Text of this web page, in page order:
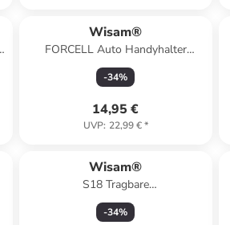
Wisam®
FORCELL Auto Handyhalter
Guardian Saugnapfhalter schwarz
-34%
14,95 €
UVP: 22,99 €*
Wisam®
S18 Tragbare
Gesichtsreinigungsbürste Sonic
Hautpflege Reinigung
-34%